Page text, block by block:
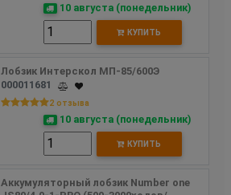
10 августа (понедельник)
КУПИТЬ
Лобзик Интерскол МП-85/600Э
000011681
2 отзыва
10 августа (понедельник)
КУПИТЬ
Аккумуляторный лобзик Number one